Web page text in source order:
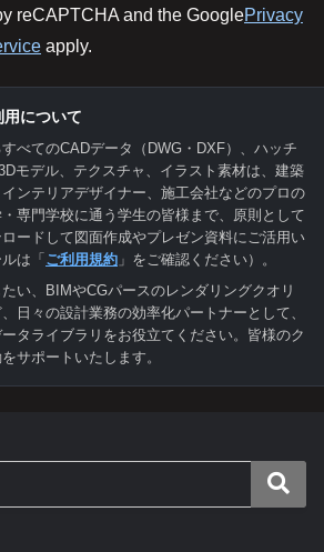
reCAPTCHA and the GooglePrivacy
apply.
について
べてのCADデータ（DWG・DXF）、ハッチ
モデル、テクスチャ、イラスト素材は、建築
ンテリアデザイナー、施工会社などのプロの
専門学校に通う学生の皆様まで、原則として
ードして図面作成やプレゼン資料にご活用い
は「 ご利用規約 」をご確認ください）。
い、BIMやCGパースのレンダリングクオリ
日々の設計業務の効率化パートナーとして、
タライブラリをお役立てください。皆様のク
サポートいたします。